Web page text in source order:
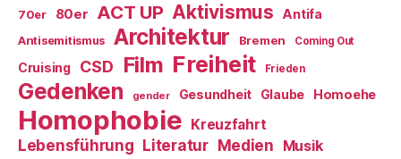
70er 80er ACT UP Aktivismus Antifa
Antisemitismus Architektur Bremen Coming Out
Cruising CSD Film Freiheit Frieden
Gedenken gender Gesundheit Glaube Homoehe
Homophobie Kreuzfahrt
Lebensführung Literatur Medien Musik